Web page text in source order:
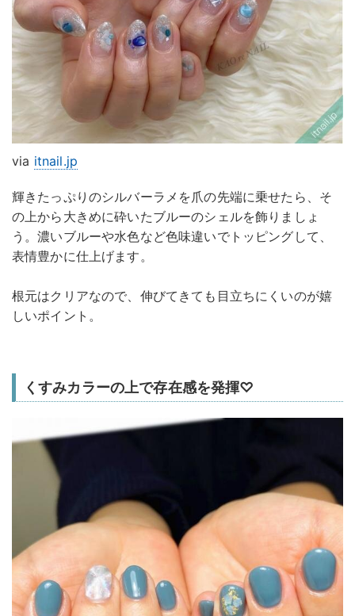
via itnail.jp
輝きたっぷりのシルバーラメを爪の先端に乗せたら、そ
の上から大きめに砕いたブルーのシェルを飾りましょ
う。濃いブルーや水色など色味違いでトッピングして、
表情豊かに仕上げます。
根元はクリアなので、伸びてきても目立ちにくいのが嬉
しいポイント。
くすみカラーの上で存在感を発揮♡